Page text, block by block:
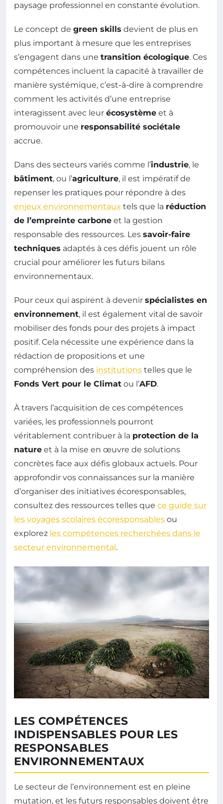
paysage professionnel en constante évolution.
Le concept de green skills devient de plus en
plus important à mesure que les entreprises
s’engagent dans une transition écologique. Ces
compétences incluent la capacité à travailler de
manière systémique, c’est-à-dire à comprendre
comment les activités d’une entreprise
interagissent avec leur écosystème et à
promouvoir une responsabilité sociétale
accrue.
Dans des secteurs variés comme l’industrie, le
bâtiment, ou l’agriculture, il est impératif de
repenser les pratiques pour répondre à des
enjeux environnementaux tels que la réduction
de l’empreinte carbone et la gestion
responsable des ressources. Les savoir-faire
techniques adaptés à ces défis jouent un rôle
crucial pour améliorer les futurs bilans
environnementaux.
Pour ceux qui aspirent à devenir spécialistes en
environnement, il est également vital de savoir
mobiliser des fonds pour des projets à impact
positif. Cela nécessite une expérience dans la
rédaction de propositions et une
compréhension des institutions telles que le
Fonds Vert pour le Climat ou l’AFD.
À travers l’acquisition de ces compétences
variées, les professionnels pourront
véritablement contribuer à la protection de la
nature et à la mise en œuvre de solutions
concrètes face aux défis globaux actuels. Pour
approfondir vos connaissances sur la manière
d’organiser des initiatives écoresponsables,
consultez des ressources telles que ce guide sur
les voyages scolaires écoresponsables ou
explorez les compétences recherchées dans le
secteur environnemental .
LES COMPÉTENCES
INDISPENSABLES POUR LES
RESPONSABLES
ENVIRONNEMENTAUX
Le secteur de l’environnement est en pleine
mutation, et les futurs responsables doivent être